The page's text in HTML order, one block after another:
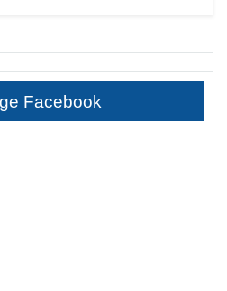
Facebook